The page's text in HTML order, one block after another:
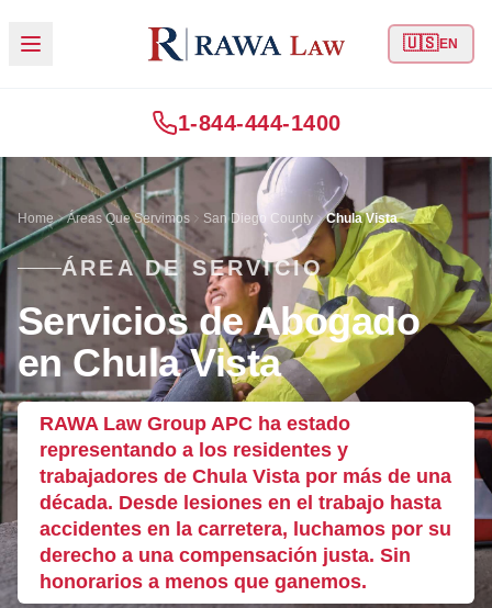
🇺🇸EN
1-844-444-1400
Home Áreas Que Servimos San Diego County Chula Vista
ÁREA DE SERVICIO
Servicios de Abogado
en Chula Vista
RAWA Law Group APC ha estado
representando a los residentes y
trabajadores de Chula Vista por más de una
década. Desde lesiones en el trabajo hasta
accidentes en la carretera, luchamos por su
derecho a una compensación justa. Sin
honorarios a menos que ganemos.